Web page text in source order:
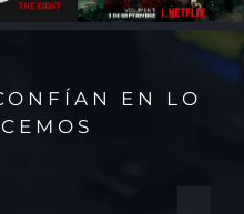
EN LO